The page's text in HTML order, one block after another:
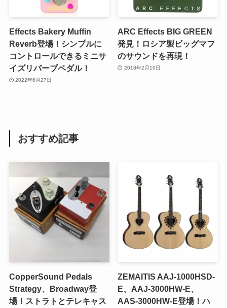
Effects Bakery Muffin
Reverb登場！シンプルに
コントロールできるミニサ
イズリバーブペダル！
2022年6月27日
ARC Effects BIG GREEN
発見！ロシア製ビッグマフ
のサウンドを再現！
2018年2月10日
おすすめ記事
CopperSound Pedals
Strategy、Broadway登
場！ストラトとテレキャス
ZEMAITIS AAJ-1000HSD-
E、AAJ-3000HW-E、
AAS-3000HW-E登場！ハ